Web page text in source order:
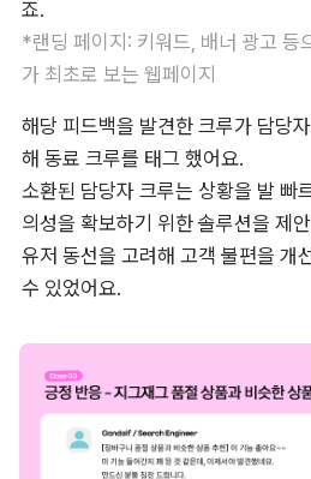
*랜딩 페이지: 키워드, 배너 광고 등
가 최초로 보는 웹페이지
해당 피드백을 발견한 크루가 담당
해 동료 크루를 태그 했어요.
소환된 담당자 크루는 상황을 발 빠
의성을 확보하기 위한 솔루션을 제
유저 동선을 고려해 고객 불편을 개
수 있었어요.